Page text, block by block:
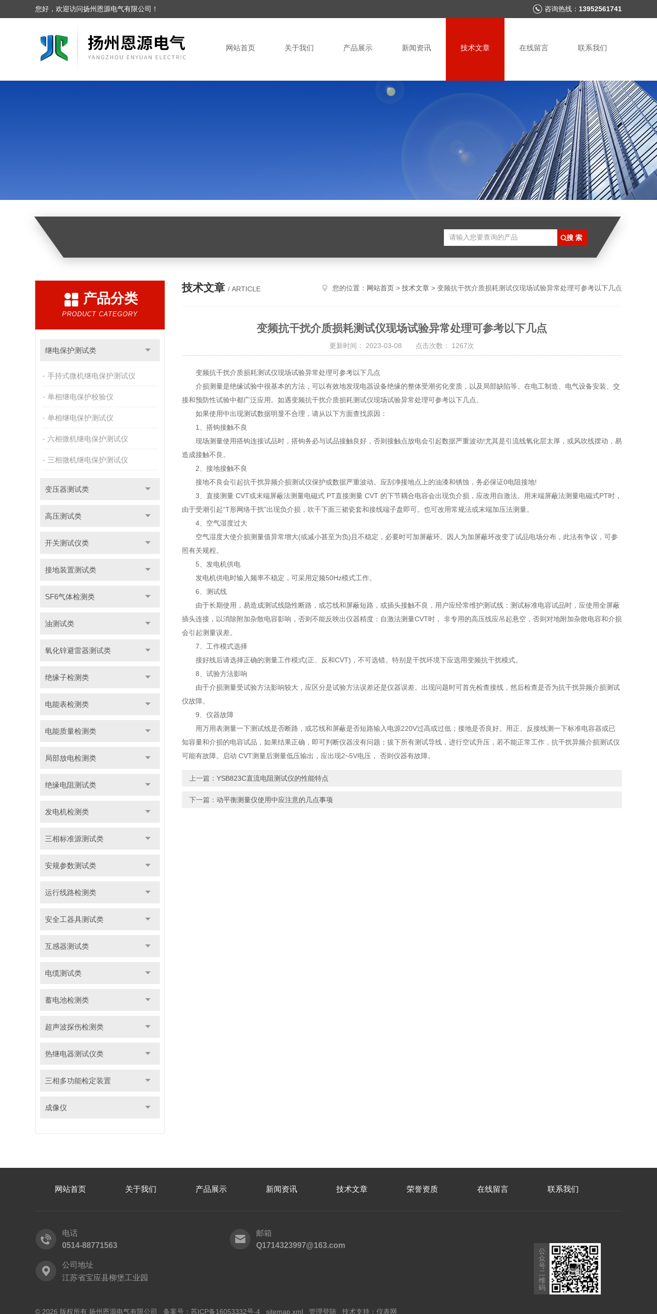
您好，欢迎访问扬州恩源电气有限公司！ 咨询热线： 13952561741
网站首页 关于我们 产品展示 新闻资讯 技术文章 在线留言 联系我们
产品分类
PRODUCT CATEGORY
继电保护测试类
手持式微机继电保护测试仪
单相继电保护校验仪
单相继电保护测试仪
六相微机继电保护测试仪
三相微机继电保护测试仪
变压器测试类
高压测试类
开关测试仪类
接地装置测试类
SF6气体检测类
油测试类
氧化锌避雷器测试类
绝缘子检测类
电能表检测类
电能质量检测类
局部放电检测类
绝缘电阻测试类
发电机检测类
三相标准源测试类
安规参数测试类
运行线路检测类
安全工器具测试类
互感器测试类
电缆测试类
蓄电池检测类
超声波探伤检测类
热继电器测试仪类
三相多功能检定装置
成像仪
技术文章 / ARTICLE 您的位置： 网站首页 > 技术文章 > 变频抗干扰介质损耗测试仪现场试验异常处理可参考以下几点
变频抗干扰介质损耗测试仪现场试验异常处理可参考以下几点
更新时间： 2023-03-08 点击次数： 1267次
变频抗干扰介质损耗测试仪现场试验异常处理可参考以下几点
介损测量是绝缘试验中很基本的方法，可以有效地发现电器设备绝缘的整体受潮劣化变质，以及局部缺陷等。在电工制造、电气设备安装、交
接和预防性试验中都广泛应用。如遇变频抗干扰介质损耗测试仪现场试验异常处理可参考以下几点。
如果使用中出现测试数据明显不合理，请从以下方面查找原因：
1、搭钩接触不良
现场测量使用搭钩连接试品时，搭钩务必与试品接触良好，否则接触点放电会引起数据严重波动!尤其是引流线氧化层太厚，或风吹线摆动，易
造成接触不良。
2、接地接触不良
接地不良会引起抗干扰异频介损测试仪保护或数据严重波动。应刮净接地点上的油漆和锈蚀，务必保证0电阻接地!
3、直接测量 CVT或末端屏蔽法测量电磁式 PT直接测量 CVT 的下节耦合电容会出现负介损，应改用自激法。用末端屏蔽法测量电磁式PT时，
由于受潮引起“T形网络干扰”出现负介损，吹干下面三裙瓷套和接线端子盘即可。也可改用常规法或末端加压法测量。
4、空气湿度过大
空气湿度大使介损测量值异常增大(或减小甚至为负)且不稳定，必要时可加屏蔽环。因人为加屏蔽环改变了试品电场分布，此法有争议，可参
照有关规程。
5、发电机供电
发电机供电时输入频率不稳定，可采用定频50Hz模式工作。
6、测试线
由于长期使用，易造成测试线隐性断路，或芯线和屏蔽短路，或插头接触不良，用户应经常维护测试线：测试标准电容试品时，应使用全屏蔽
插头连接，以消除附加杂散电容影响，否则不能反映出仪器精度：自激法测量CVT时， 非专用的高压线应吊起悬空，否则对地附加杂散电容和介损
会引起测量误差。
7、工作模式选择
接好线后请选择正确的测量工作模式(正、反和CVT)，不可选错。特别是干扰环境下应选用变频抗干扰模式。
8、试验方法影响
由于介损测量受试验方法影响较大，应区分是试验方法误差还是仪器误差。出现问题时可首先检查接线，然后检查是否为抗干扰异频介损测试
仪故障。
9、仪器故障
用万用表测量一下测试线是否断路，或芯线和屏蔽是否短路输入电源220V过高或过低；接地是否良好。用正、反接线测一下标准电容器或已
知容量和介损的电容试品，如果结果正确，即可判断仪器没有问题；拔下所有测试导线，进行空试升压，若不能正常工作，抗干扰异频介损测试仪
可能有故障。启动 CVT测量后测量低压输出，应出现2~5V电压， 否则仪器有故障。
上一篇： YSB823C直流电阻测试仪的性能特点
下一篇： 动平衡测量仪使用中应注意的几点事项
网站首页 关于我们 产品展示 新闻资讯 技术文章 荣誉资质 在线留言 联系我们
电话
0514-88771563
邮箱
Q1714323997@163.com
公司地址
江苏省宝应县柳堡工业园
© 2026 版权所有 扬州恩源电气有限公司 备案号： 苏ICP备16053332号-4 sitemap.xml 管理登陆 技术支持： 仪表网
公
众
号
二
维
码